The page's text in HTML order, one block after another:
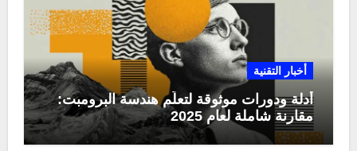
أخبار التقنية
أدلة ودورات موثوقة لتعلّم هندسة البرومبت:
مقارنة شاملة لعام 2025